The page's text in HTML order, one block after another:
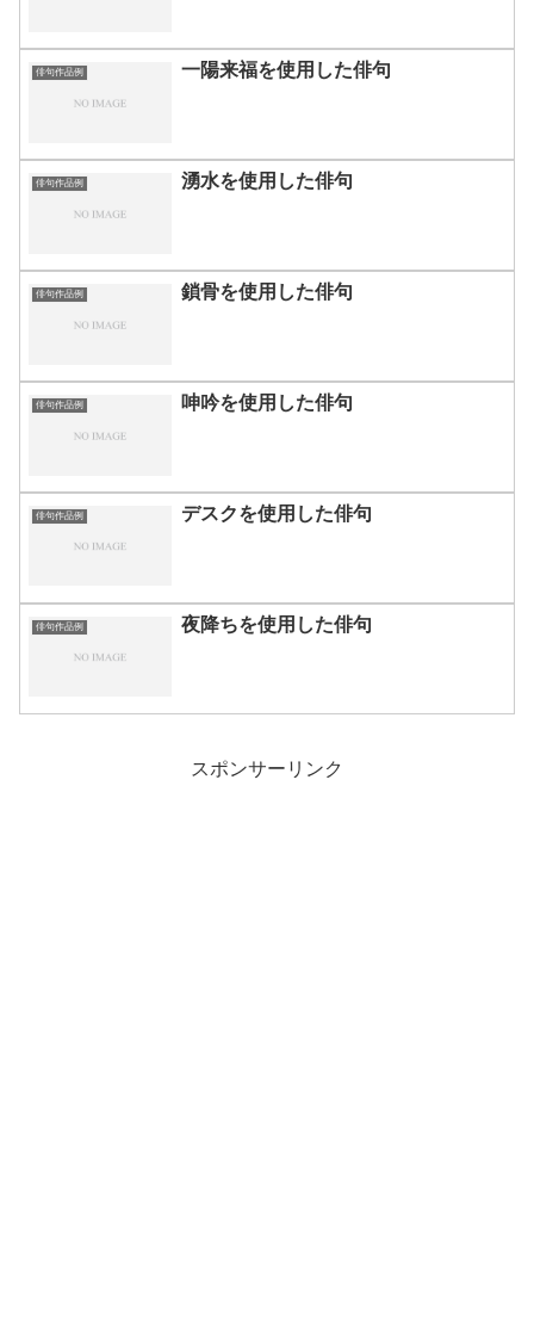
俳句作品例 一陽来福を使用した俳句
俳句作品例 湧水を使用した俳句
俳句作品例 鎖骨を使用した俳句
俳句作品例 呻吟を使用した俳句
俳句作品例 デスクを使用した俳句
俳句作品例 夜降ちを使用した俳句
スポンサーリンク